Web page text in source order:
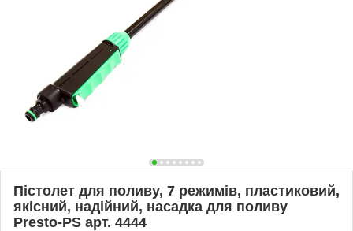
Пістолет для поливу, 7 режимів, пластиковий,
якісний, надійний, насадка для поливу
Presto-PS арт. 4444